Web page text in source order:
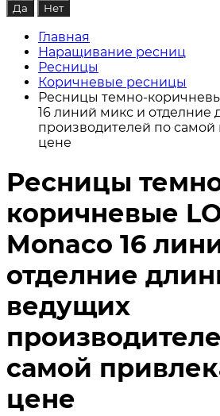
Главная
Наращивание ресниц
Ресницы
Коричневые ресницы
Ресницы темно-
16 линий микс и отделние
производителей по самой
цене
Ресницы
коричневые
Monaco 16
отделние
ведущих
самой
цене